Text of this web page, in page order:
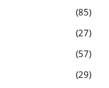
85
27
57
29